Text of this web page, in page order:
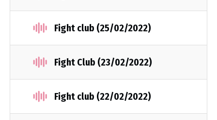
Fight club (25/02/2022)
Fight Club (23/02/2022)
Fight club (22/02/2022)